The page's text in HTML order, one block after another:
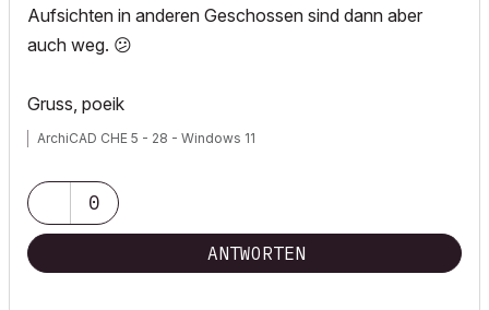
Aufsichten in anderen Geschossen sind dann aber
auch weg. 😕
Gruss, poeik
ArchiCAD CHE 5 - 28 - Windows 11
0
ANTWORTEN